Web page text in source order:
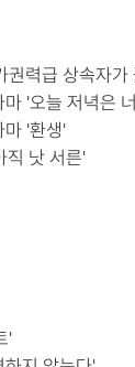
력급 상속자가
'오늘 저녁은
'환생'
낫 서른'
'